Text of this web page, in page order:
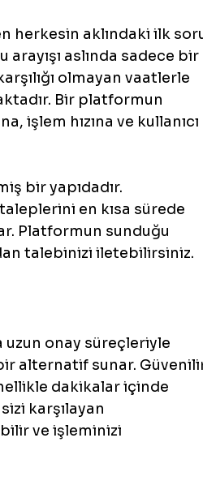
herkesin aklındaki ilk
aslında sadece bir
olmayan vaatlerle
Bir platformun
işlem hızına ve kullanıcı
bir yapıdadır.
en kısa sürede
Platformun sunduğu
talebinizi iletebilirsiniz.
uzun onay süreçleriyle
alternatif sunar.
dakikalar içinde
karşılayan
ve işleminizi